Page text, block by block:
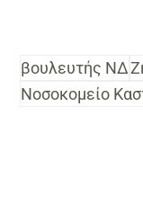
βουλευτής ΝΔ
Νοσοκομείο